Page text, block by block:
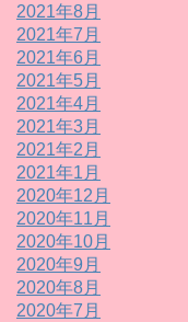
2021年8月
2021年7月
2021年6月
2021年5月
2021年4月
2021年3月
2021年2月
2021年1月
2020年12月
2020年11月
2020年10月
2020年9月
2020年8月
2020年7月